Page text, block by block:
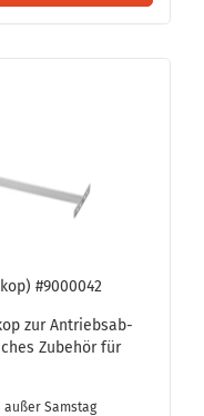
#9000042
zur An­triebs­ab­
Zu­be­hör für
außer Samstag